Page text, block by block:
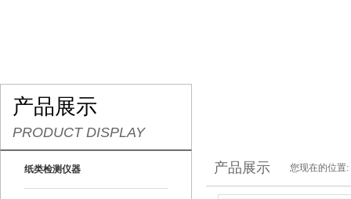
产品展示
PRODUCT DISPLAY
纸类检测仪器 产品展示 您现在的位置: